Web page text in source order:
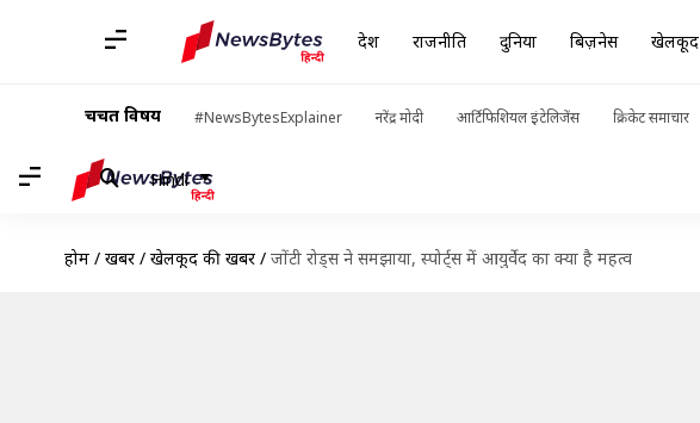
देश राजनीति दुनिया बिज़नेस खेलकूद
चर्चित विषय #NewsBytesExplainer नरेंद्र मोदी आर्टिफिशियल इंटेलिजेंस क्रिकेट समाचार
Hindi
होम / खबरें / खेलकूद की खबरें / जोंटी रोड्स ने समझाया, स्पोर्ट्स में आयुर्वेद का क्या है महत्व